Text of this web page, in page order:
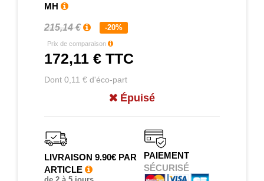
MH
215,14 € -20%
Prix de comparaison
172,11 € TTC
Dont 0,11 € d'éco-part
Épuisé
LIVRAISON 9.90€ PAR
ARTICLE
PAIEMENT
SÉCURISÉ